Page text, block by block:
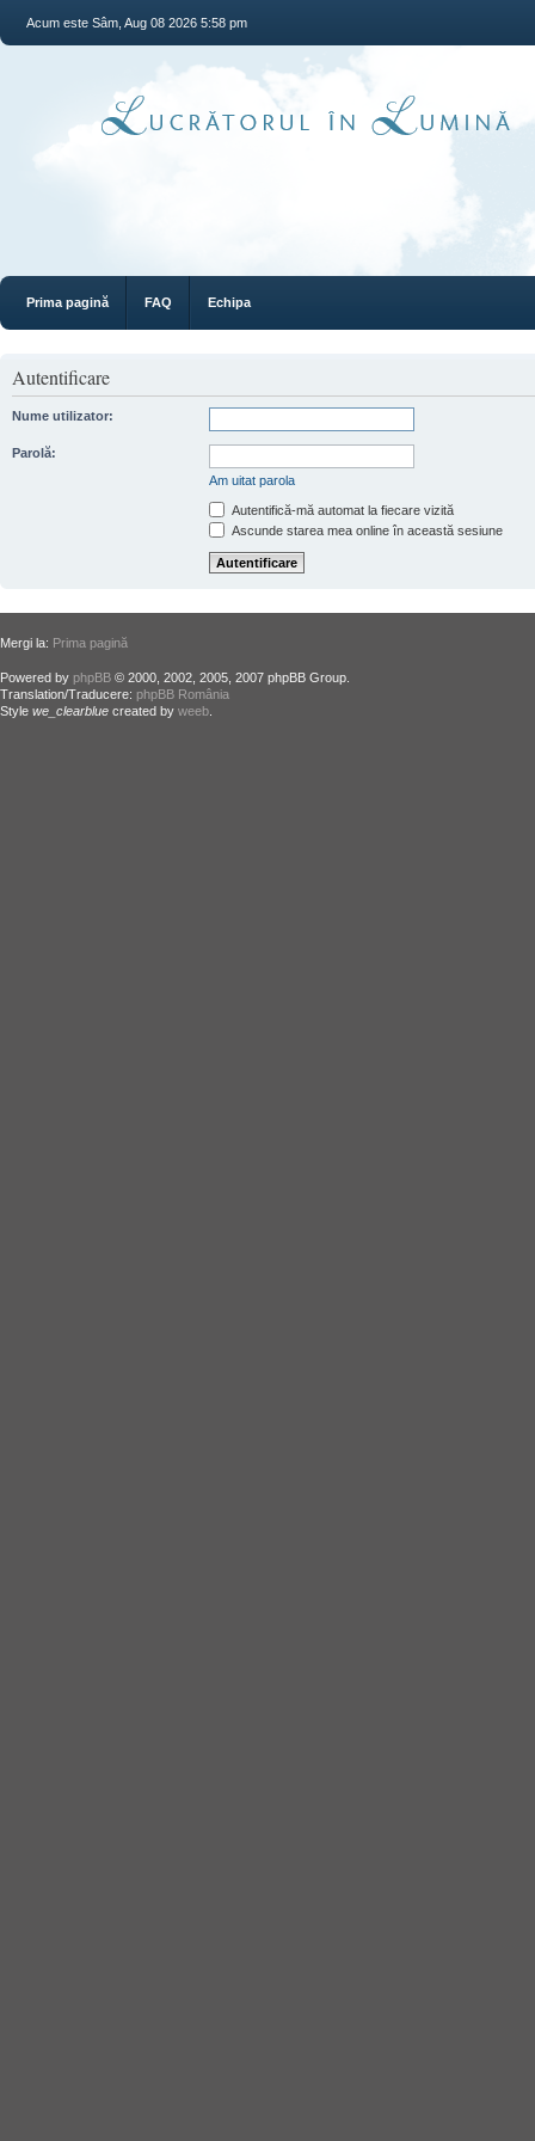
Acum este Sâm, Aug 08 2026 5:58 pm
Prima pagină FAQ Echipa
Autentificare
Nume utilizator:
Parolă:
Am uitat parola
Autentifică-mă automat la fiecare vizită
Ascunde starea mea online în această sesiune
Mergi la: Prima pagină
Powered by phpBB © 2000, 2002, 2005, 2007 phpBB Group.
Translation/Traducere: phpBB România
Style we_clearblue created by weeb